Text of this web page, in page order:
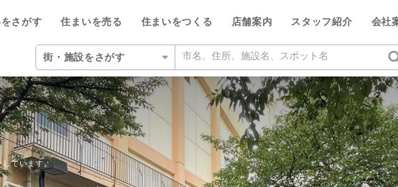
さがす 住まいを売る 住まいをつくる 店舗案内 スタッフ紹介 会社
街・施設をさがす
住まいをさがす
営業所をさがす
スタッフをさがす
AI
物件を検索する
住所からさがす
特集
平日の家探しで仲介手数料30%OFF
ウィルが選ばれる5つの理由
仲介手数料が最大半額
特集
ウィルの不動産買取
ウィルが選ばれる理由
チームワークで住まい作りをサポート お客さまの声（リフォーム）
東京都
恵比寿営業所
住まい・暮らしのサポート
ウィルのスタッフ
デザイン・コンサルティング
ウィルスタジオのスタッフ
事業紹介
事業紹介 TOP
投資家情報
投資家情報 TOP
しています。